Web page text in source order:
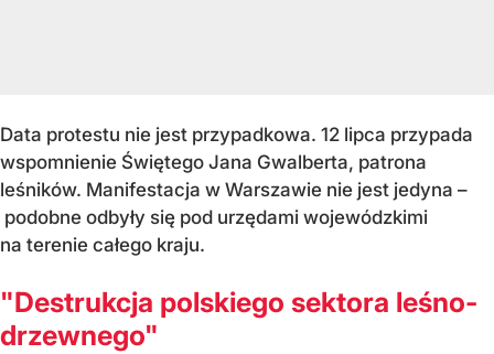
Data protestu nie jest przypadkowa. 12 lipca przypada
wspomnienie Świętego Jana Gwalberta, patrona
leśników. Manifestacja w Warszawie nie jest jedyna –
podobne odbyły się pod urzędami wojewódzkimi
na terenie całego kraju.
"Destrukcja polskiego sektora leśno-
drzewnego"